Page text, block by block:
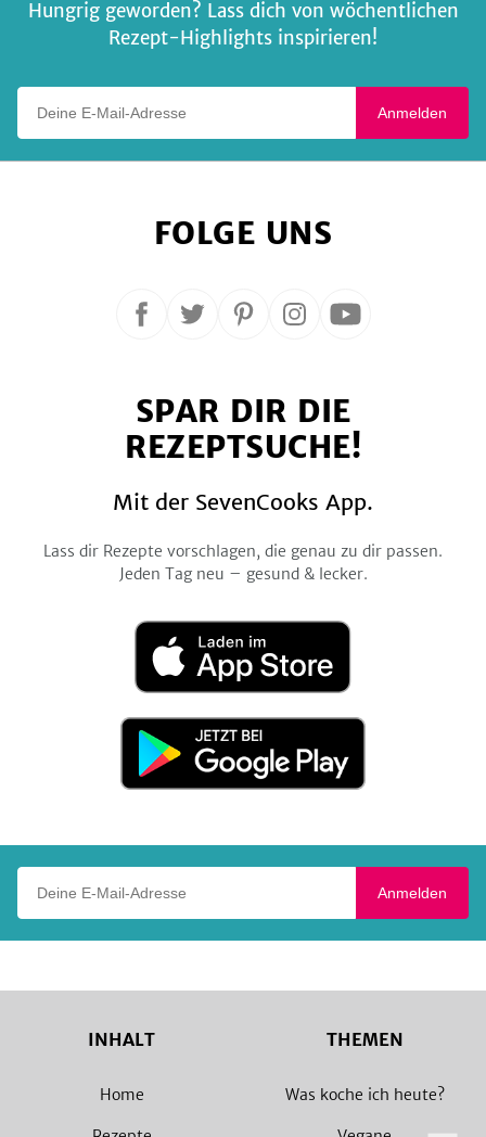
Hungrig geworden? Lass dich von wöchentlichen
Rezept-Highlights inspirieren!
Anmelden
FOLGE UNS
Folge
Facebook
Folge
Twitter
Folge
Pinterest
Folge
Instagram
Folge
YouTube
SPAR DIR DIE
REZEPTSUCHE!
Mit der SevenCooks App.
Lass dir Rezepte vorschlagen, die genau zu dir passen.
Jeden Tag neu – gesund & lecker.
Laden
im
App
Jetzt
Google
Anmelden
INHALT
Home
THEMEN
Was koche ich heute?